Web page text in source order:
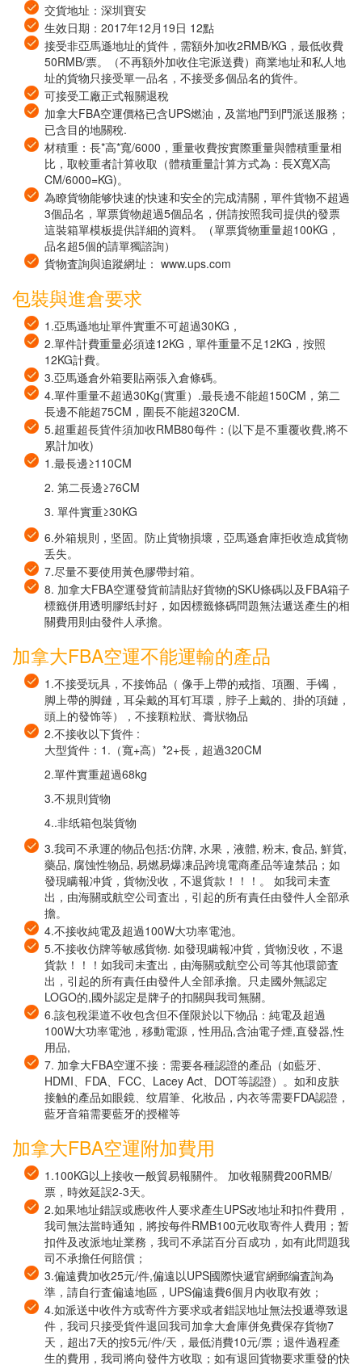
交貨地址：深圳寶安
生效日期：2017年12月19日 12點
接受非亞馬遜地址的貨件，需額外加收2RMB/KG，最低收費
50RMB/票。（不再額外加收住宅派送費）商業地址和私人地
址的貨物只接受單一品名，不接受多個品名的貨件。
可接受工廠正式報關退稅
加拿大FBA空運價格已含UPS燃油，及當地門到門派送服務；
已含目的地關稅.
材積重：長*高*寬/6000，重量收費按實際重量與體積重量相
比，取較重者計算收取（體積重量計算方式為：長X寬X高
CM/6000=KG)。
為瞭貨物能够快速的快速和安全的完成清關，單件貨物不超過
3個品名，單票貨物超過5個品名，併請按照我司提供的發票
這裝箱單模板提供詳細的資料。（單票貨物重量超100KG，
品名超5個的請單獨諮詢）
貨物査詢與追蹤網址： www.ups.com
包裝與進倉要求
1.亞馬遜地址單件實重不可超過30KG，
2.單件計費重量必須達12KG，單件重量不足12KG，按照
12KG計費。
3.亞馬遜倉外箱要貼兩張入倉條碼。
4.單件重量不超過30Kg(實重）.最長邊不能超150CM，第二
長邊不能超75CM，圍長不能超320CM.
5.超重超長貨件須加收RMB80每件：(以下是不重覆收費,將不
累計加收)
1.最長邊≥110CM
2. 第二長邊≥76CM
3. 單件實重≥30KG
6.外箱規則，坚固。防止貨物損壞，亞馬遜倉庫拒收造成貨物
丢失。
7.尽量不要使用黃色膠帶封箱。
8. 加拿大FBA空運發貨前請貼好貨物的SKU條碼以及FBA箱子
標籤併用透明膠纸封好，如因標籤條碼問題無法遞送產生的相
關費用則由發件人承擔。
加拿大FBA空運不能運輸的產品
1.不接受玩具，不接饰品（ 像手上帶的戒指、項圈、手镯，
脚上帶的脚鏈，耳朵戴的耳钉耳環，脖子上戴的、掛的項鏈，
頭上的發饰等），不接顆粒狀、膏狀物品
2.不接收以下貨件 :
大型貨件：1.（寬+高）*2+長，超過320CM
2.單件實重超過68kg
3.不規則貨物
4..非纸箱包裝貨物
3.我司不承運的物品包括:仿牌, 水果，液體, 粉末, 食品, 鮮貨,
藥品, 腐蚀性物品, 易燃易爆凍品跨境電商產品等違禁品；如
發現瞒報冲貨，貨物没收，不退貨款！！！。 如我司未査
出，由海關或航空公司査出，引起的所有責任由發件人全部承
擔。
4.不接收純電及超過100W大功率電池。
5.不接收仿牌等敏感貨物. 如發現瞒報冲貨，貨物没收，不退
貨款！！！如我司未査出，由海關或航空公司等其他環節査
出，引起的所有責任由發件人全部承擔。只走國外無認定
LOGO的,國外認定是牌子的扣關與我司無關。
6.該包稅渠道不收包含但不僅限於以下物品：純電及超過
100W大功率電池，移動電源，性用品,含油電子煙,直發器,性
用品,
7. 加拿大FBA空運不接：需要各種認證的產品（如藍牙、
HDMI、FDA、FCC、Lacey Act、DOT等認證）。如和皮肤
接触的產品如眼鏡、纹眉筆、化妝品，内衣等需要FDA認證，
藍牙音箱需要藍牙的授權等
加拿大FBA空運附加費用
1.100KG以上接收一般貿易報關件。 加收報關費200RMB/
票，時效延誤2-3天。
2.如果地址錯誤或應收件人要求產生UPS改地址和扣件費用，
我司無法當時通知，將按每件RMB100元收取寄件人費用；暂
扣件及改派地址業務，我司不承諾百分百成功，如有此問題我
司不承擔任何賠償；
3.偏遠費加收25元/件,偏遠以UPS國際快遞官網郵编査詢為
準，請自行査偏遠地區，UPS偏遠費6個月内收取有效；
4.如派送中收件方或寄件方要求或者錯誤地址無法投遞導致退
件，我司只接受貨件退回我司加拿大倉庫併免費保存貨物7
天，超出7天的按5元/件/天，最低消費10元/票；退件過程產
生的費用，我司將向發件方收取；如有退回貨物要求重發的快